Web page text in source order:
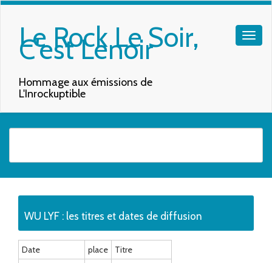
Le Rock Le Soir,
C'est Lenoir
Hommage aux émissions de
L'Inrockuptible
WU LYF : les titres et dates de diffusion
Date place
Titre